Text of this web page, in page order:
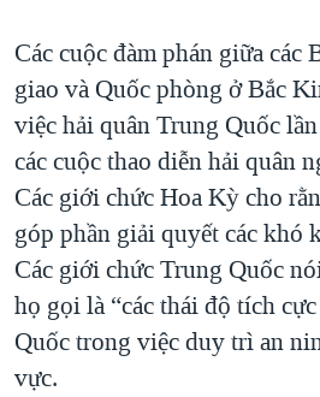
Các cuộc đàm phán giữa các
giao và Quốc phòng ở Bắc
việc hải quân Trung Quốc
các cuộc thao diễn hải quân
Các giới chức Hoa Kỳ cho
góp phần giải quyết các khó
Các giới chức Trung Quốc
họ gọi là “các thái độ tích
Quốc trong việc duy trì an
vực.